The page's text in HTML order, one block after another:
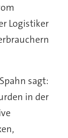
Logistiker
sagt:
in der